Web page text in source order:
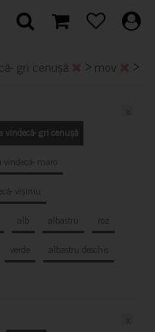
gri cenușă > mov >
vindecă- gri cenușă
vindecă- maro
vișiniu
alb albastru
roz
verde
albastru deschis